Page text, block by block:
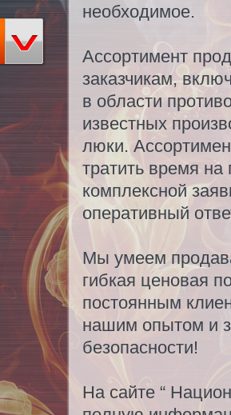
необходимое.
Ассортимент
заказчикам,
в области
известных
люки.
тратить время
комплексной
оперативный
Мы умеем
гибкая ценовая
постоянным
нашим опытом и
безопасности!
На сайте “